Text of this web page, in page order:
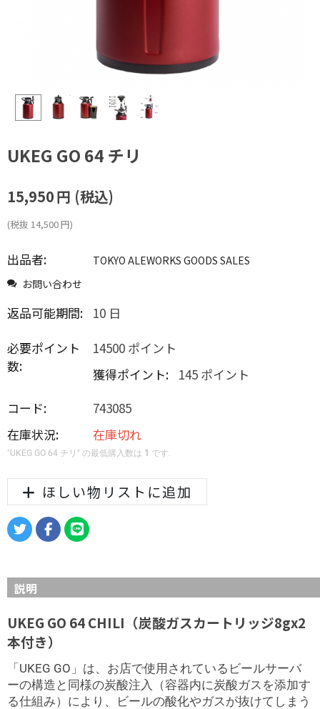
UKEG GO 64 チリ
15,950円 (税込)
(税抜 14,500円)
出品者:
TOKYO ALEWORKS GOODS SALES
お問い合わせ
返品可能期間: 10 日
必要ポイント
数:
14500 ポイント
獲得ポイント: 145 ポイント
コード:
743085
在庫状況:
在庫切れ
"UKEG GO 64 チリ" の最低購入数は 1 です.
ほしい物リストに追加
説明
UKEG GO 64 CHILI（炭酸ガスカートリッジ8gx2
本付き）
「UKEG GO」は、お店で使用されているビールサーバ
ーの構造と同様の炭酸注入（容器内に炭酸ガスを添加す
る仕組み）により、ビールの酸化やガスが抜けてしまう